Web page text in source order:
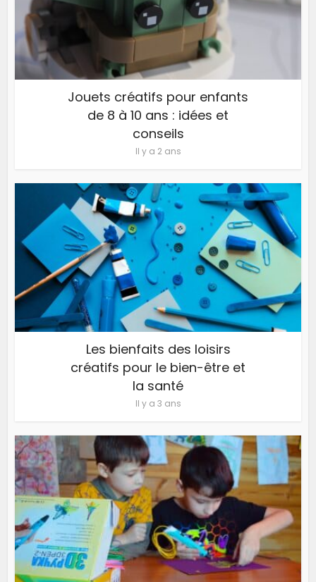
Jouets créatifs pour enfants
de 8 à 10 ans : idées et
conseils
Il y a 2 ans
Les bienfaits des loisirs
créatifs pour le bien-être et
la santé
Il y a 3 ans